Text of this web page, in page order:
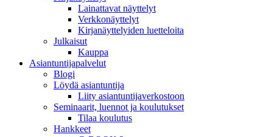
Lainattavat näyttelyt
Verkkonäyttelyt
Kirjanäyttelyiden luetteloita
Julkaisut
Kauppa
Asiantuntija­palvelut
Blogi
Löydä asiantuntija
Liity asiantuntijaverkostoon
Seminaarit, luennot ja koulutukset
Tilaa koulutus
Hankkeet